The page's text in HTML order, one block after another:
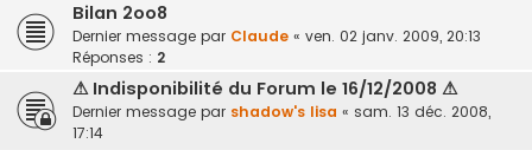
Bilan 2oo8
Dernier message par Claude « ven. 02 janv. 2009, 20:13
Réponses : 2
⚠ Indisponibilité du Forum le 16/12/2008 ⚠
Dernier message par shadow's lisa « sam. 13 déc. 2008,
17:14